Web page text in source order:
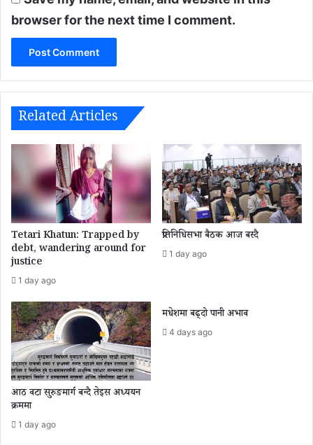
browser for the next time I comment.
Related Articles
Tetari Khatun: Trapped by
debt, wandering around for
justice
1 day ago
प्रतिनिधिसभा बैठक आज बस्दै
1 day ago
आठ वटा सुरुङमार्ग बन्दै तेइस अध्ययन
क्रममा
1 day ago
मधेशमा बढ्दो पानी अभाव
4 days ago